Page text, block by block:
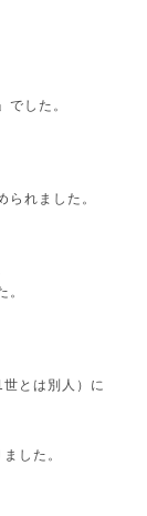
でした。
れました。
とは別人）に
した。